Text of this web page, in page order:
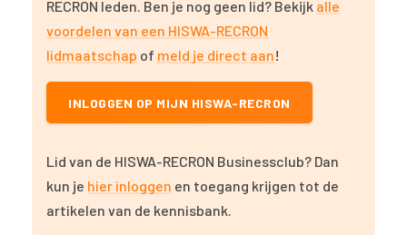
RECRON leden. Ben je nog geen lid? Bekijk alle
voordelen van een HISWA-RECRON
lidmaatschap of meld je direct aan!
INLOGGEN OP MIJN HISWA-RECRON
Lid van de HISWA-RECRON Businessclub? Dan
kun je hier inloggen en toegang krijgen tot de
artikelen van de kennisbank.